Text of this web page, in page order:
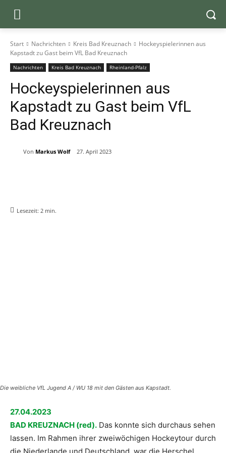
Start Nachrichten Kreis Bad Kreuznach
Hockeyspielerinnen aus
Kapstadt zu Gast beim VfL Bad Kreuznach
Nachrichten Kreis Bad Kreuznach Rheinland-Pfalz
Hockeyspielerinnen aus
Kapstadt zu Gast beim VfL
Bad Kreuznach
Von Markus Wolf 27. April 2023
Lesezeit: 2 min.
Die weibliche VfL Jugend A / WU 18 mit den Gästen aus Kapstadt.
27.04.2023
BAD KREUZNACH (red). Das konnte sich durchaus sehen
lassen. Im Rahmen ihrer zweiwöchigen Hockeytour durch